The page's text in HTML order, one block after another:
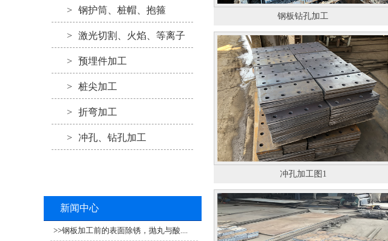
> 钢护筒、桩帽、抱箍
> 激光切割、火焰、等离子
> 预埋件加工
> 桩尖加工
> 折弯加工
> 冲孔、钻孔加工
新闻中心
>>钢板加工前的表面除锈，抛丸与酸....
钢板钻孔加工
冲孔加工图1